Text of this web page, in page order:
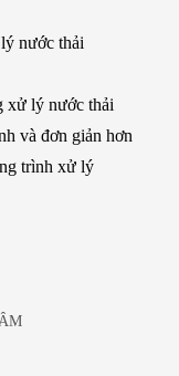
nước thải
xử lý nước thải
và đơn giản hơn
trình xử lý